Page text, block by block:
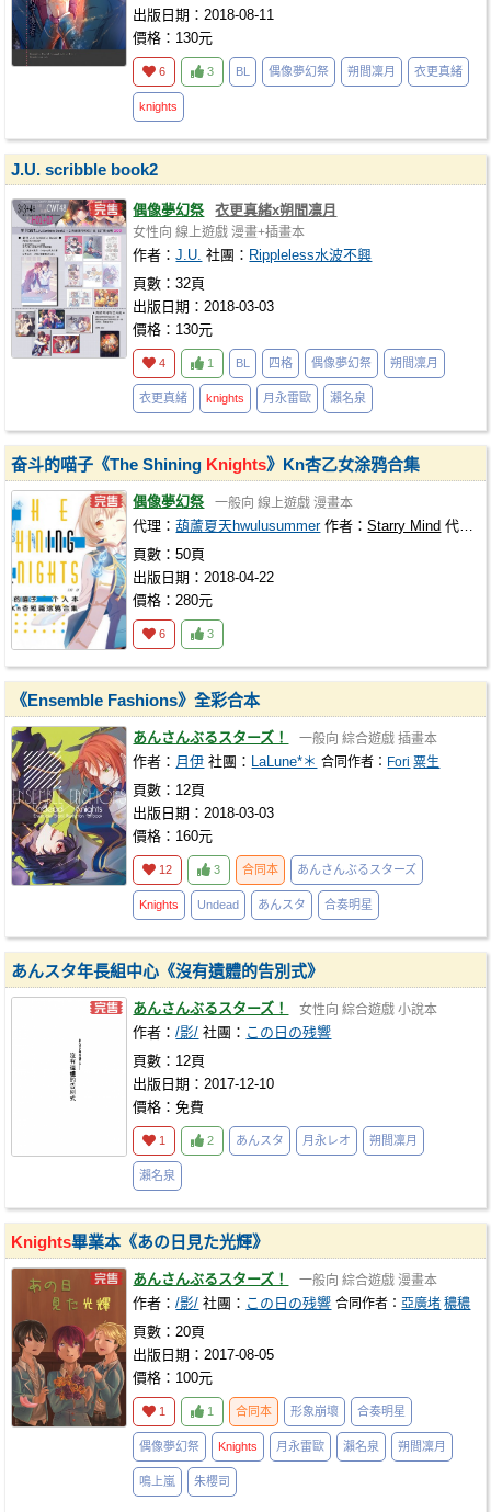
出版日期：2018-08-11
價格：130元
6 3 BL 偶像夢幻祭 朔間凜月 衣更真緒
knights
J.U. scribble book2
偶像夢幻祭 衣更真緒x朔間凛月
女性向 線上遊戲 漫畫+插畫本
作者：J.U. 社團： Rippleless水波不興
頁數：32頁
出版日期：2018-03-03
價格：130元
4 1 BL 四格 偶像夢幻祭 朔間凜月
衣更真緒 knights 月永雷歐 瀨名泉
奋斗的喵子《The Shining Knights》Kn杏乙女涂鸦合集
偶像夢幻祭 一般向 線上遊戲 漫畫本
代理：葫蘆夏天hwulusummer作者：Starry Mind 代理社團：
頁數：50頁
出版日期：2018-04-22
價格：280元
6 3
《Ensemble Fashions》全彩合本
あんさんぶるスターズ！ 一般向 綜合遊戲 插畫本
作者： 月伊 社團： LaLune*＊ 合同作者： Fori 粟生
頁數：12頁
出版日期：2018-03-03
價格：160元
12 3 合同本 あんさんぶるスターズ
Knights Undead あんスタ 合奏明星
あんスタ年長組中心《沒有遺體的告別式》
あんさんぶるスターズ！ 女性向 綜合遊戲 小說本
作者：/影/ 社團： この日の残響
頁數：12頁
出版日期：2017-12-10
價格：免費
1 2 あんスタ 月永レオ 朔間凜月
瀨名泉
Knights畢業本《あの日見た光輝》
あんさんぶるスターズ！ 一般向 綜合遊戲 漫畫本
作者：/影/ 社團： この日の残響 合同作者：亞廣堵 穠穠
頁數：20頁
出版日期：2017-08-05
價格：100元
1 1 合同本 形象崩壞 合奏明星
偶像夢幻祭 Knights 月永雷歐 瀨名泉 朔間凜月
鳴上嵐 朱櫻司